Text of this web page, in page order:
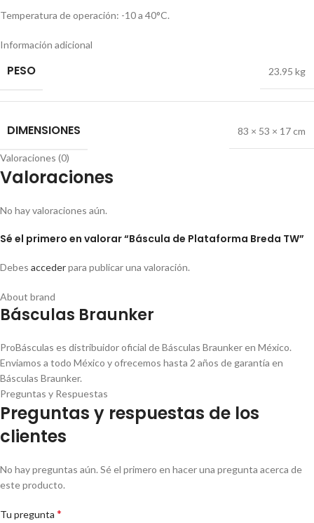
Temperatura de operación: -10 a 40°C.
Información adicional
PESO 23.95 kg
DIMENSIONES 83 × 53 × 17 cm
Valoraciones (0)
Valoraciones
No hay valoraciones aún.
Sé el primero en valorar “Báscula de Plataforma Breda TW”
Debes accederpara publicar una valoración.
About brand
Básculas Braunker
ProBásculas es distribuidor oficial de Básculas Braunker en México.
Enviamos a todo México y ofrecemos hasta 2 años de garantía en
Básculas Braunker.
Preguntas y Respuestas
Preguntas y respuestas de los
clientes
No hay preguntas aún. Sé el primero en hacer una pregunta acerca de
este producto.
Tu pregunta *